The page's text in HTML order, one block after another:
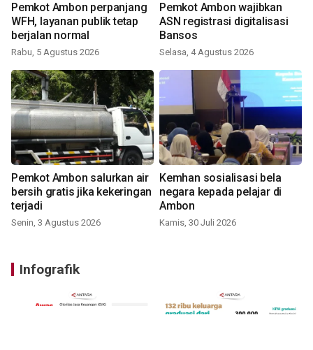
Pemkot Ambon perpanjang
WFH, layanan publik tetap
berjalan normal
Rabu, 5 Agustus 2026
Pemkot Ambon wajibkan
ASN registrasi digitalisasi
Bansos
Selasa, 4 Agustus 2026
Pemkot Ambon salurkan air
bersih gratis jika kekeringan
terjadi
Senin, 3 Agustus 2026
Kemhan sosialisasi bela
negara kepada pelajar di
Ambon
Kamis, 30 Juli 2026
Infografik